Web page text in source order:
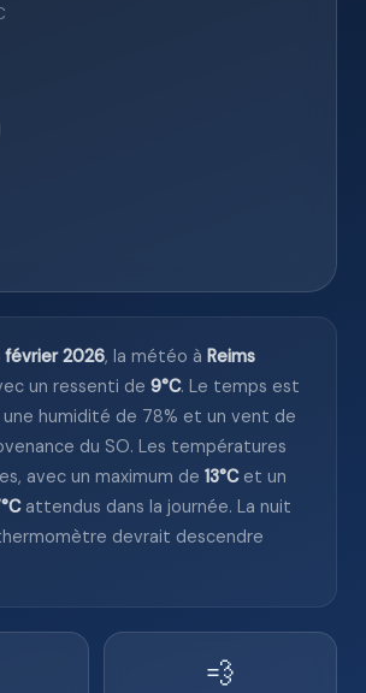
février 2026, la météo à Reims
un ressenti de 9°C. Le temps est
une humidité de 78% et un vent de
du SO. Les températures
avec un maximum de 13°Cet un
attendus dans la journée. La nuit
devrait descendre
💨